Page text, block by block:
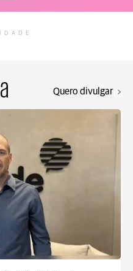
Quero divulgar